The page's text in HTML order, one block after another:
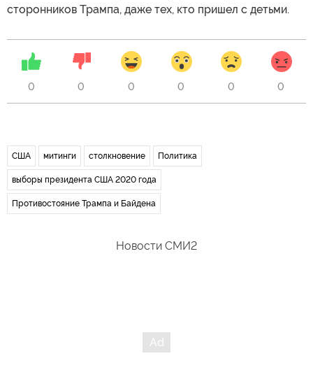
сторонников Трампа, даже тех, кто пришел с детьми.
0 0 0 0 0 0
США митинги столкновение Политика
выборы президента США 2020 года
Противостояние Трампа и Байдена
Новости СМИ2